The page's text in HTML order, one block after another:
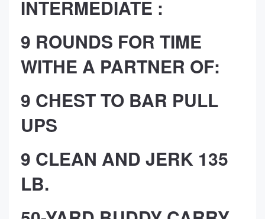
INTERMEDIATE :
9 ROUNDS FOR TIME
WITHE A PARTNER OF:
9 CHEST TO BAR PULL
UPS
9 CLEAN AND JERK 135
LB.